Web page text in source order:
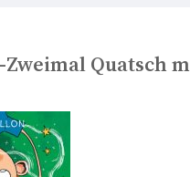
Quatsch